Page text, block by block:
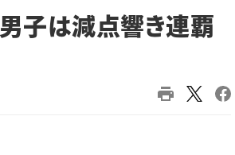
は減点響き連覇